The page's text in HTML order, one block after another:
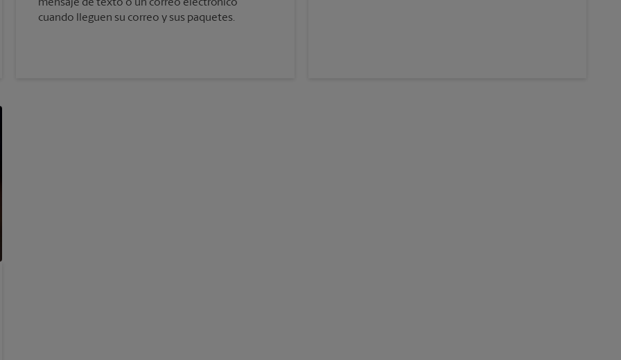
mensaje de texto o un correo electrónico
cuando lleguen su correo y sus paquetes.